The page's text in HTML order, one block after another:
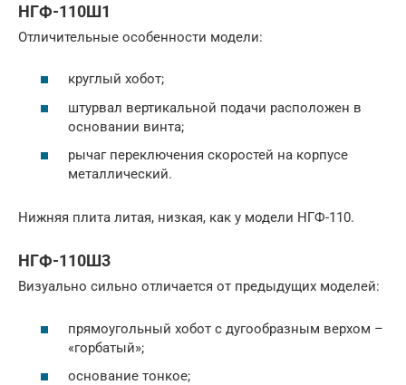
НГФ-110Ш1
Отличительные особенности модели:
круглый хобот;
штурвал вертикальной подачи расположен в
основании винта;
рычаг переключения скоростей на корпусе
металлический.
Нижняя плита литая, низкая, как у модели НГФ-110.
НГФ-110Ш3
Визуально сильно отличается от предыдущих моделей:
прямоугольный хобот с дугообразным верхом –
«горбатый»;
основание тонкое;